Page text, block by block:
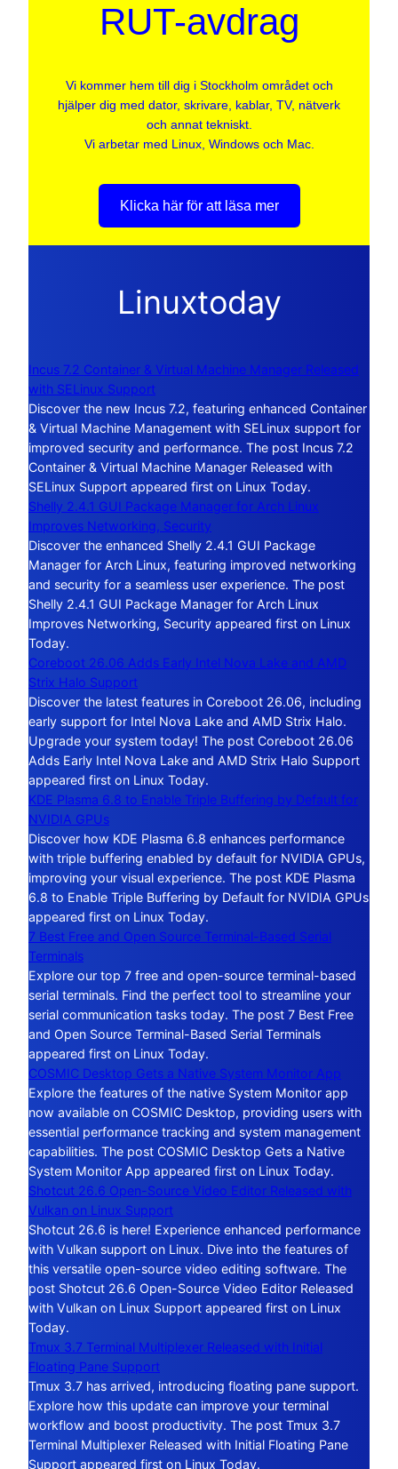
RUT-avdrag
Vi kommer hem till dig i Stockholm området och
hjälper dig med dator, skrivare, kablar, TV, nätverk
och annat tekniskt.
Vi arbetar med Linux, Windows och Mac.
Klicka här för att läsa mer
Linuxtoday
Incus 7.2 Container & Virtual Machine Manager Released
with SELinux Support
Discover the new Incus 7.2, featuring enhanced Container
& Virtual Machine Management with SELinux support for
improved security and performance. The post Incus 7.2
Container & Virtual Machine Manager Released with
SELinux Support appeared first on Linux Today.
Shelly 2.4.1 GUI Package Manager for Arch Linux
Improves Networking, Security
Discover the enhanced Shelly 2.4.1 GUI Package
Manager for Arch Linux, featuring improved networking
and security for a seamless user experience. The post
Shelly 2.4.1 GUI Package Manager for Arch Linux
Improves Networking, Security appeared first on Linux
Today.
Coreboot 26.06 Adds Early Intel Nova Lake and AMD
Strix Halo Support
Discover the latest features in Coreboot 26.06, including
early support for Intel Nova Lake and AMD Strix Halo.
Upgrade your system today! The post Coreboot 26.06
Adds Early Intel Nova Lake and AMD Strix Halo Support
appeared first on Linux Today.
KDE Plasma 6.8 to Enable Triple Buffering by Default for
NVIDIA GPUs
Discover how KDE Plasma 6.8 enhances performance
with triple buffering enabled by default for NVIDIA GPUs,
improving your visual experience. The post KDE Plasma
6.8 to Enable Triple Buffering by Default for NVIDIA GPUs
appeared first on Linux Today.
7 Best Free and Open Source Terminal-Based Serial
Terminals
Explore our top 7 free and open-source terminal-based
serial terminals. Find the perfect tool to streamline your
serial communication tasks today. The post 7 Best Free
and Open Source Terminal-Based Serial Terminals
appeared first on Linux Today.
COSMIC Desktop Gets a Native System Monitor App
Explore the features of the native System Monitor app
now available on COSMIC Desktop, providing users with
essential performance tracking and system management
capabilities. The post COSMIC Desktop Gets a Native
System Monitor App appeared first on Linux Today.
Shotcut 26.6 Open-Source Video Editor Released with
Vulkan on Linux Support
Shotcut 26.6 is here! Experience enhanced performance
with Vulkan support on Linux. Dive into the features of
this versatile open-source video editing software. The
post Shotcut 26.6 Open-Source Video Editor Released
with Vulkan on Linux Support appeared first on Linux
Today.
Tmux 3.7 Terminal Multiplexer Released with Initial
Floating Pane Support
Tmux 3.7 has arrived, introducing floating pane support.
Explore how this update can improve your terminal
workflow and boost productivity. The post Tmux 3.7
Terminal Multiplexer Released with Initial Floating Pane
Support appeared first on Linux Today.